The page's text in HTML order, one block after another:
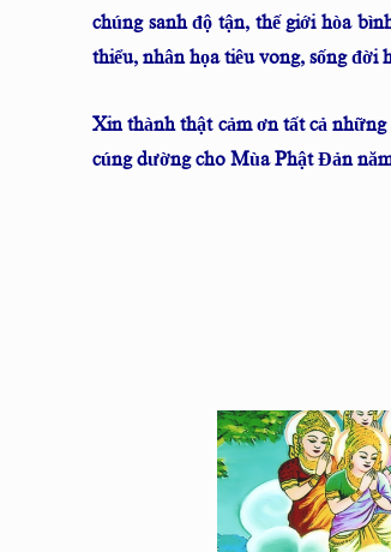
chúng sanh độ tận, thế giới hòa
thiểu, nhân họa tiêu vong, sống
Xin thành thật cảm ơn tất cả
cúng dường cho Mùa Phật Đản